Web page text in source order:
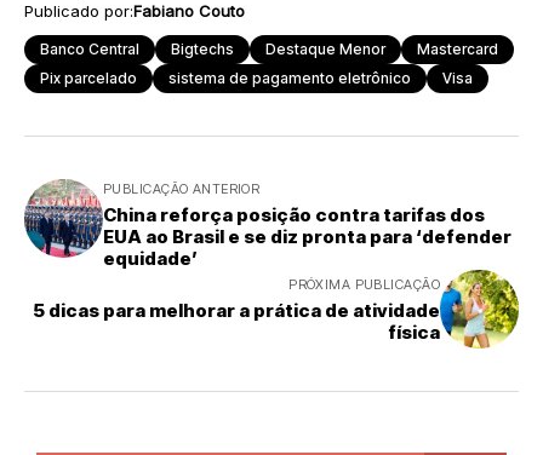
Publicado por:Fabiano Couto
Banco Central Bigtechs Destaque Menor
Mastercard
Pix parcelado
sistema de pagamento eletrônico Visa
PUBLICAÇÃO ANTERIOR
China reforça posição contra tarifas dos
EUA ao Brasil e se diz pronta para ‘defender
equidade’
PRÓXIMA PUBLICAÇÃO
5 dicas para melhorar a prática de atividade
física